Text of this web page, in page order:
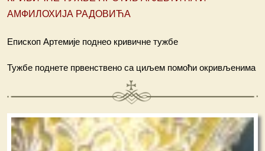
АМФИЛОХИЈА РАДОВИЋА
Епископ Артемије поднео кривичне тужбе
Тужбе поднете првенствено са циљем помоћи окривљенима